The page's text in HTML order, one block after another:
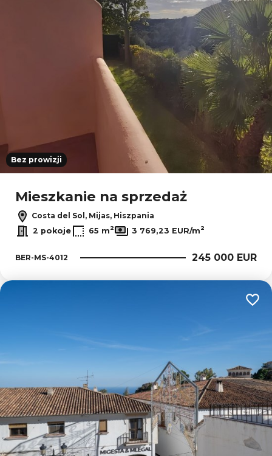
Bez prowizji
Mieszkanie na sprzedaż
Costa del Sol, Mijas, Hiszpania
2 pokoje
65 m2 3 769,23 EUR/m2
BER-MS-4012 245 000 EUR